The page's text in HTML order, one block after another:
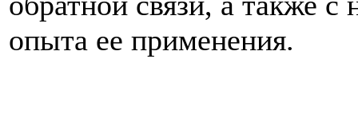
опыта ее применения.